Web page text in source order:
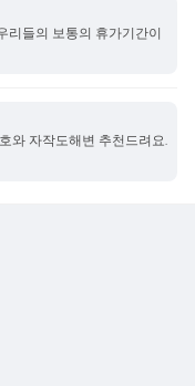
리들의 보통의 휴가기간이
와 자작도해변 추천드려요.